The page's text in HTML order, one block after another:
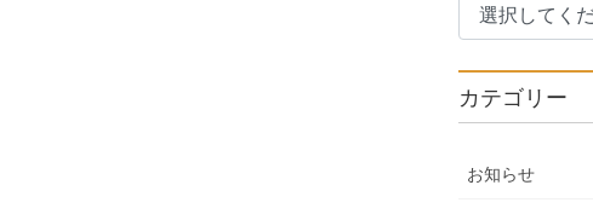
カテゴリー
お知らせ